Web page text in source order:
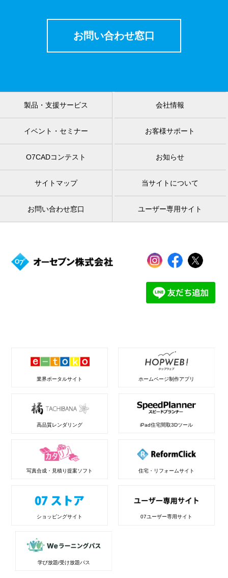
お問い合わせ窓口
製品・支援サービス 会社情報
イベント・セミナー お客様サポート
O7CADコンテスト お知らせ
サイトマップ 当サイトについて
お問い合わせ窓口 ユーザー専用サイト
業界ポータルサイト ホームページ制作アプリ
高品質レンダリング iPad住宅間取3Dツール
写真合成・見積り提案ソフト 住宅・リフォームサイト
ショッピングサイト 07ユーザー専用サイト
学び放題/受け放題パス